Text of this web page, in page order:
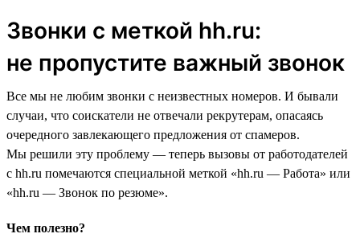
Звонки с меткой hh.ru:
не пропустите важный звонок
Все мы не любим звонки с неизвестных номеров. И бывали
случаи, что соискатели не отвечали рекрутерам, опасаясь
очередного завлекающего предложения от спамеров.
Мы решили эту проблему — теперь вызовы от работодателей
с hh.ru помечаются специальной меткой «hh.ru — Работа» или
«hh.ru — Звонок по резюме».
Чем полезно?